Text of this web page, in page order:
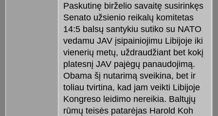
Paskutinę birželio savaitę susirinkęs
Senato užsienio reikalų komitetas
14:5 balsų santykiu sutiko su NATO
vedamu JAV įsipainiojimu Libijoje iki
vienerių metų, uždraudžiant bet kokį
platesnį JAV pajėgų panaudojimą.
Obama šį nutarimą sveikina, bet ir
toliau tvirtina, kad jam veikti Libijoje
Kongreso leidimo nereikia. Baltųjų
rūmų teisės patarėjas Harold Koh